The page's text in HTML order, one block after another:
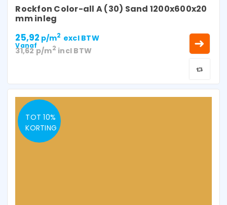
Rockfon Color-all A (30) Sand 1200x600x20
mm inleg
Vanaf
25,92 p/m2 excl BTW
31,62p/m2 incl BTW
TOT 10%
KORTING